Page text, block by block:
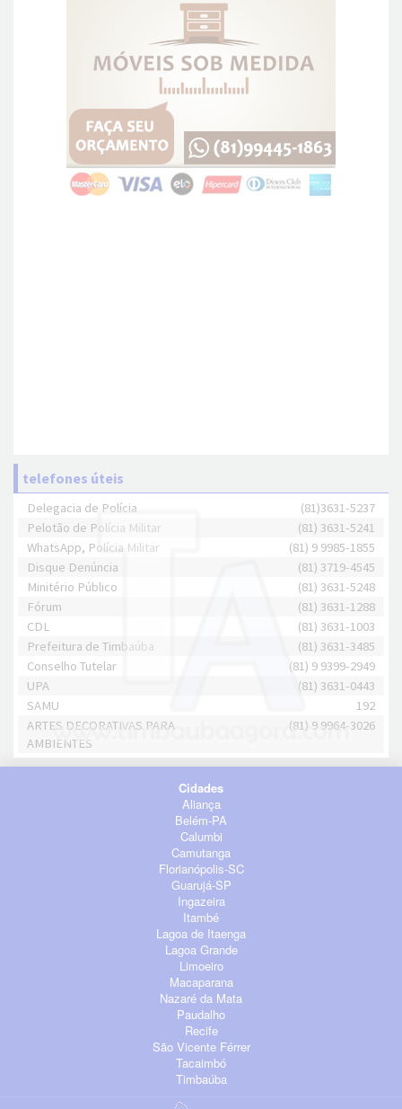
telefones úteis
Delegacia de Polícia
(81)3631-5237
Pelotão de Polícia Militar
(81) 3631-5241
WhatsApp, Polícia Militar
(81) 9 9985-1855
Disque Denúncia
(81) 3719-4545
Minitério Público
(81) 3631-5248
Fórum
(81) 3631-1288
CDL
(81) 3631-1003
Prefeitura de Timbaúba
(81) 3631-3485
Conselho Tutelar
(81) 9 9399-2949
UPA
(81) 3631-0443
SAMU
192
ARTES DECORATIVAS PARA
AMBIENTES
(81) 9 9964-3026
Cidades
Aliança
Belém-PA
Calumbi
Camutanga
Florianópolis-SC
Guarujá-SP
Ingazeira
Itambé
Lagoa de Itaenga
Lagoa Grande
Limoeiro
Macaparana
Nazaré da Mata
Paudalho
Recife
São Vicente Férrer
Tacaimbó
Timbaúba